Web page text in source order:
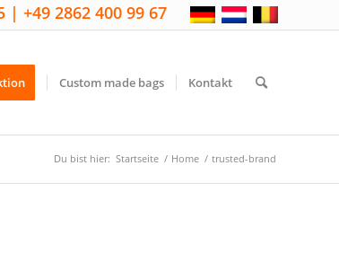
| +49 2862 400 99 67
Custom made bags Kontakt
Du bist hier: Startseite / Home / trusted-brand